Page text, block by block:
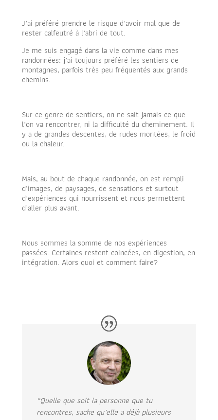
J’ai préféré prendre le risque d’avoir mal que de
rester calfeutré à l’abri de tout.
Je me suis engagé dans la vie comme dans mes
randonnées: j’ai toujours préféré les sentiers de
montagnes, parfois très peu fréquentés aux grands
chemins.
Sur ce genre de sentiers, on ne sait jamais ce que
l’on va rencontrer, ni la difficulté du cheminement. Il
y a de grandes descentes, de rudes montées, le froid
ou la chaleur.
Mais, au bout de chaque randonnée, on est rempli
d’images, de paysages, de sensations et surtout
d’expériences qui nourrissent et nous permettent
d’aller plus avant.
Nous sommes la somme de nos expériences
passées. Certaines restent coincées, en digestion, en
intégration. Alors quoi et comment faire?
“Quelle que soit la personne que tu
rencontres, sache qu’elle a déjà plusieurs